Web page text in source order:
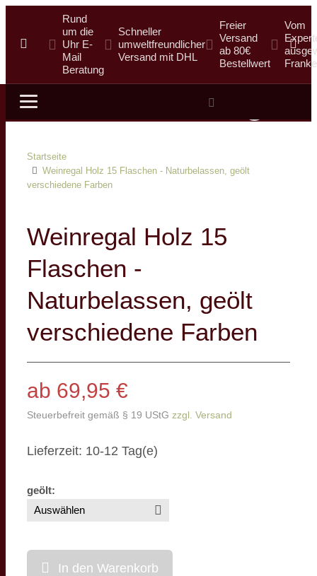
Rund
um die
Uhr E-
Mail
Beratung
Schneller
umweltfreundlicher
Versand mit DHL
Freier
Versand
ab 80€
Bestellwert
Vom
Suche
Startseite
Weinregal Holz 15 Flaschen - Naturbelassen, geölt
verschiedene Farben
Weinregal Holz 15
Flaschen -
Naturbelassen, geölt
verschiedene Farben
ab 69,95 €
Steuerbefreit gemäß § 19 UStG zzgl. Versand
Lieferzeit: 10-12 Tag(e)
geölt:
In den Warenkorb